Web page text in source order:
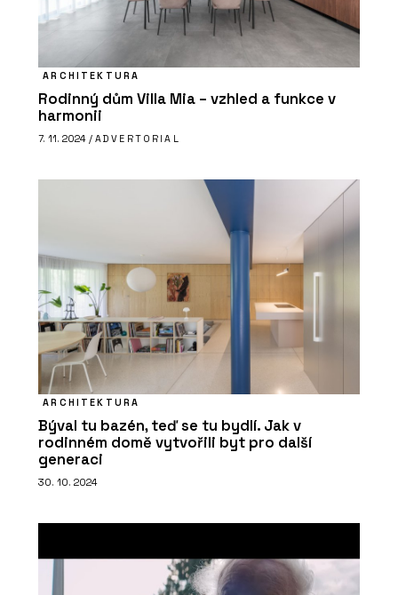
ARCHITEKTURA
Rodinný dům Villa Mia – vzhled a funkce v
harmonii
7. 11. 2024 / ADVERTORIAL
ARCHITEKTURA
Býval tu bazén, teď se tu bydlí. Jak v
rodinném domě vytvořili byt pro další
generaci
30. 10. 2024